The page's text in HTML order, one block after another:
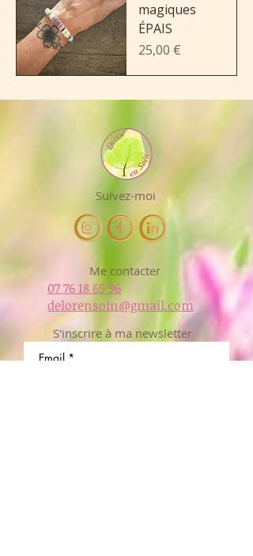
magiques
ÉPAIS
Prix
25,00 €
Suivez-moi
Me contacter
07 76 18 65 96
delorensoin@gmail.com
S'inscrire à ma newsletter
Email *